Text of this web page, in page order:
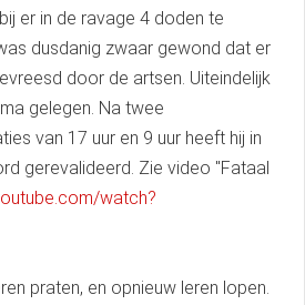
er in de ravage 4 doden te
dusdanig zwaar gewond dat er
door de artsen. Uiteindelijk
gelegen. Na twee
van 17 uur en 9 uur heeft hij in
gerevalideerd. Zie video "Fataal
watch?
praten, en opnieuw leren lopen.